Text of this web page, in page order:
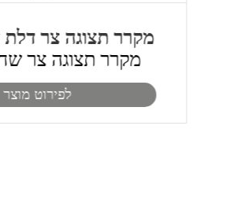
מקרר תצוגה צר דלת
מקרר תצוגה צר
לפירוט מוצר